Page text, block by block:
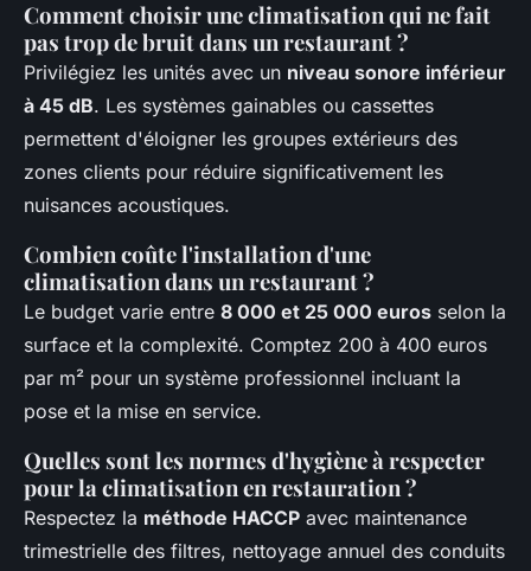
Comment choisir une climatisation qui ne fait
pas trop de bruit dans un restaurant ?
Privilégiez les unités avec un niveau sonore inférieur
à 45 dB. Les systèmes gainables ou cassettes
permettent d'éloigner les groupes extérieurs des
zones clients pour réduire significativement les
nuisances acoustiques.
Combien coûte l'installation d'une
climatisation dans un restaurant ?
Le budget varie entre 8 000 et 25 000 euros selon la
surface et la complexité. Comptez 200 à 400 euros
par m² pour un système professionnel incluant la
pose et la mise en service.
Quelles sont les normes d'hygiène à respecter
pour la climatisation en restauration ?
Respectez la méthode HACCP avec maintenance
trimestrielle des filtres, nettoyage annuel des conduits